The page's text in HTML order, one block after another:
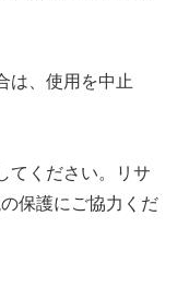
は、使用を中止
てください。リサ
保護にご協力くだ